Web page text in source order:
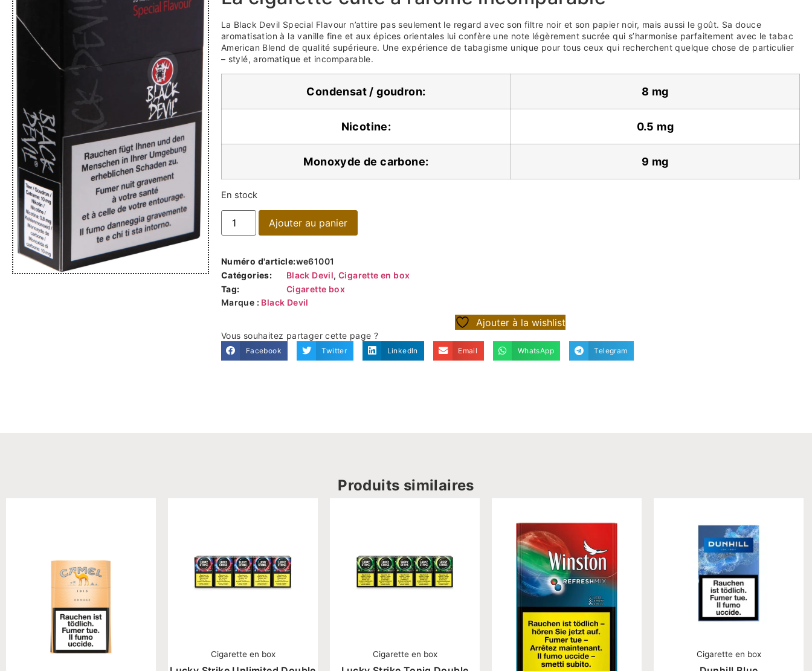
La Black Devil Special Flavour n’attire pas seulement le regard avec son filtre noir et son papier noir, mais aussi le goût. Sa douce
aromatisation à la vanille fine et aux épices orientales lui confère une note légèrement sucrée qui s’harmonise parfaitement avec le tabac
American Blend de qualité supérieure. Une expérience de tabagisme unique pour tous ceux qui recherchent quelque chose de particulier
– stylé, aromatique et incomparable.
Condensat / goudron: 8 mg
Nicotine: 0.5 mg
Monoxyde de carbone: 9 mg
En stock
Ajouter au panier
Numéro d'article:we61001
Catégories:
Black Devil,Cigarette en box
Tag:
Cigarette box
Marque : Black Devil
Ajouter à la wishlist
Vous souhaitez partager cette page ?
Facebook Twitter LinkedIn Email WhatsApp Telegram
Produits similaires
Cigarette en box Cigarette en box Cigarette en box